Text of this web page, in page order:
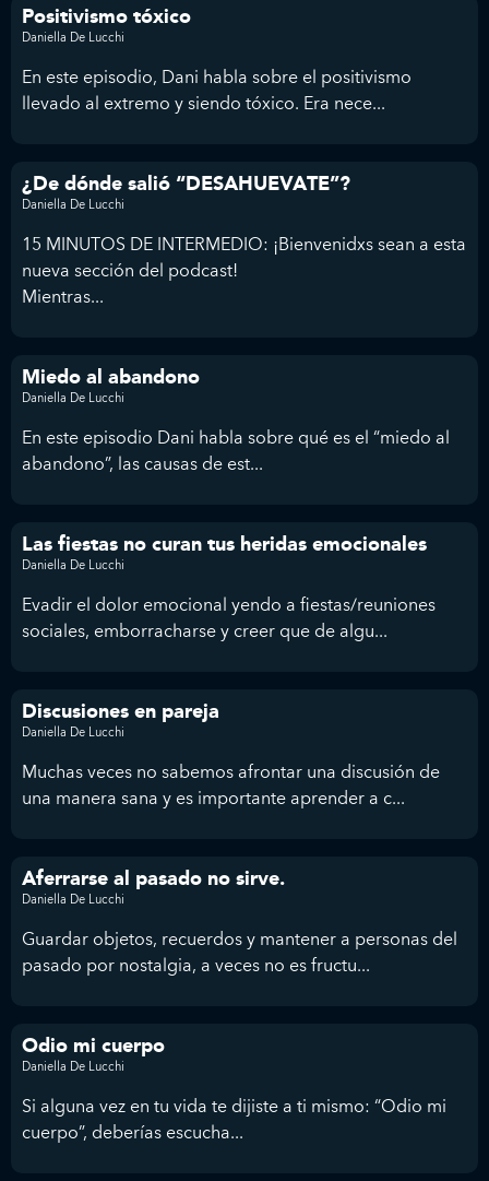
Positivismo tóxico
Daniella De Lucchi
En este episodio, Dani habla sobre el positivismo
llevado al extremo y siendo tóxico. Era nece...
¿De dónde salió “DESAHUEVATE”?
Daniella De Lucchi
15 MINUTOS DE INTERMEDIO: ¡Bienvenidxs sean a esta
nueva sección del podcast!
Mientras...
Miedo al abandono
Daniella De Lucchi
En este episodio Dani habla sobre qué es el “miedo al
abandono”, las causas de est...
Las fiestas no curan tus heridas emocionales
Daniella De Lucchi
Evadir el dolor emocional yendo a fiestas/reuniones
sociales, emborracharse y creer que de algu...
Discusiones en pareja
Daniella De Lucchi
Muchas veces no sabemos afrontar una discusión de
una manera sana y es importante aprender a c...
Aferrarse al pasado no sirve.
Daniella De Lucchi
Guardar objetos, recuerdos y mantener a personas del
pasado por nostalgia, a veces no es fructu...
Odio mi cuerpo
Daniella De Lucchi
Si alguna vez en tu vida te dijiste a ti mismo: “Odio mi
cuerpo”, deberías escucha...